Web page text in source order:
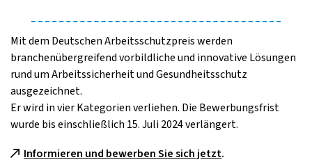
Mit dem Deutschen Arbeitsschutzpreis werden
branchenübergreifend vorbildliche und innovative Lösungen
rund um Arbeitssicherheit und Gesundheitsschutz
ausgezeichnet.
Er wird in vier Kategorien verliehen. Die Bewerbungsfrist
wurde bis einschließlich 15. Juli 2024 verlängert.
Informieren und bewerben Sie sich jetzt.